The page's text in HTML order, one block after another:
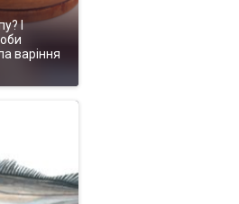
І
варіння